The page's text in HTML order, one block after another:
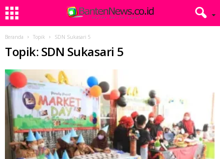
Beranda Topik SDN Sukasari 5
Topik: SDN Sukasari 5